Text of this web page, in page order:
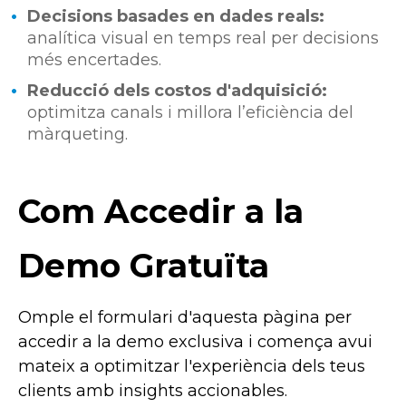
Decisions basades en dades reals:
analítica visual en temps real per decisions
més encertades.
Reducció dels costos d'adquisició:
optimitza canals i millora l’eficiència del
màrqueting.
Com Accedir a la
Demo Gratuïta
Omple el formulari d'aquesta pàgina per
accedir a la demo exclusiva i comença avui
mateix a optimitzar l'experiència dels teus
clients amb insights accionables.